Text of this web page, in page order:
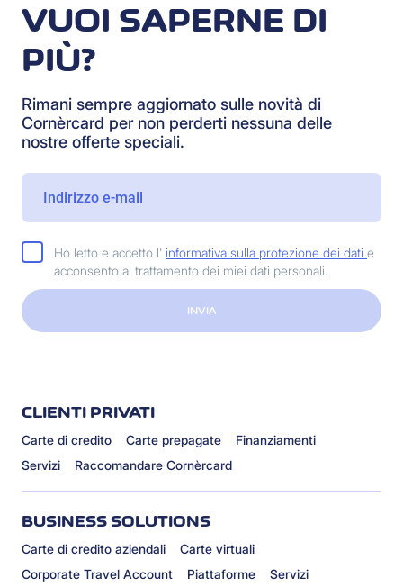
VUOI SAPERNE DI
PIÙ?
Rimani sempre aggiornato sulle novità di
Cornèrcard per non perderti nessuna delle
nostre offerte speciali.
Ho letto e accetto l' informativa sulla protezione dei dati e
acconsento al trattamento dei miei dati personali.
INVIA
CLIENTI PRIVATI
Carte di credito Carte prepagate
Finanziamenti
Servizi
Raccomandare Cornèrcard
BUSINESS SOLUTIONS
Carte di credito aziendali
Carte virtuali
Corporate Travel Account
Piattaforme Servizi